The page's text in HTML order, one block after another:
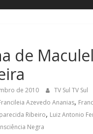
de
de 2010 TV Sul TV Sul
Azevedo Ananias,
Ribeiro, Luiz Antonio
Negra